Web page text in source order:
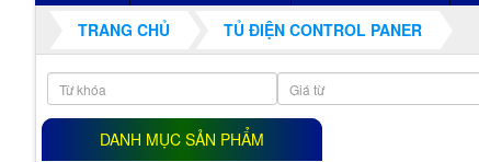
TRANG CHỦ TỦ ĐIỆN CONTROL PANER
DANH MỤC SẢN PHẨM